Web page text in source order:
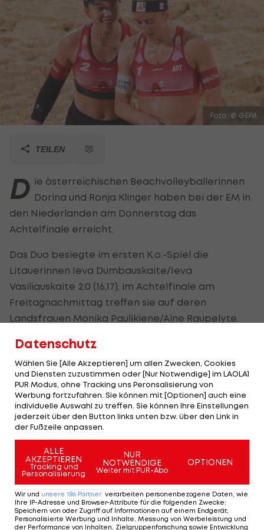
Foto: © GEPA
TEILEN
D ie österreichischen Beachvolleyballerinnen
Dorina und Ronja Klinger haben bei der EM in
den Niederlanden am Donnerstag das
Achtelfinale erreicht.
Das Duo besiegte im ersten K.o.-Spiel die
Litauerinnen Ieva Dumbauskaite/Ieva
Vasiliauskaite 2:0 (16,17), im Achtelfinale am
Freitagnachmittag treffen sie auf deren
Landsfrauen Monika Paulikiene/Aine Raupelyte.
Hingegen schieden Katharina Schützenhöfer/Lena
Plesiutschnig in der ersten K.o.-Runde gegen die
Niederländerinnen Katja Stam/Raisa Schoon mit
1:2 (19,-12,-9) aus.
Im Männerbewerb kamen die Olympia-
Teilnehmer Julian Hörl/
Hammarberg/Philipp Waller mit zwei Siegen aus
drei Gruppenspielen sicher weiter. Florian
Schnetzer/Moritz Kindl und Mathias
Seiser/Laurenc Grössig schieden jedoch sieglos
aus.
Datenschutz
Wählen Sie [Alle Akzeptieren] um allen Zwecken, Cookies
und Diensten zuzustimmen oder [Nur Notwendige] im LAOLA1
PUR Modus, ohne Tracking uns Peronsalisierung von
Werbung fortzufahren. Sie können mit [Optionen] auch eine
individuelle Auswahl zu treffen. Sie können Ihre Einstellungen
jederzeit über den Button links unten bzw. über den Link in
der Fußzeile anpassen.
ALLE
AKZEPTIEREN
Tracking und
Personalisierung
NUR
NOTWENDIGE
Weiter mit PUR-Abo
OPTIONEN
Wir und unsere 186 Partner verarbeiten personenbezogene Daten, wie
Ihre IP-Adresse und Browser-Attribute für die folgenden Zwecke:
Speichern von oder Zugriff auf Informationen auf einem Endgerät;
Personalisierte Werbung und Inhalte, Messung von Werbeleistung und
der Performance von Inhalten, Zielgruppenforschung sowie Entwicklung